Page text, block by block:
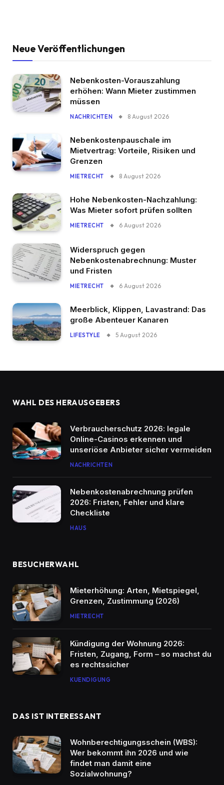
Neue Veröffentlichungen
Nebenkosten-Vorauszahlung
erhöhen: Wann Mieter zustimmen
müssen
NACHRICHTEN 8 August 2026
Nebenkostenpauschale im
Mietvertrag: Vorteile, Risiken und
Grenzen
MIETRECHT 8 August 2026
Hohe Nebenkosten-Nachzahlung:
Was Mieter sofort prüfen sollten
MIETRECHT 6 August 2026
Widerspruch gegen
Nebenkostenabrechnung: Muster
und Fristen
MIETRECHT 6 August 2026
Meerblick, Klippen, Lavastrand: Das
große Abenteuer Kanaren
LIFESTYLE 5 August 2026
WAHL DES HERAUSGEBERS
Verbraucherschutz 2026: legale
Online-Casinos erkennen und
unseriöse Anbieter sicher vermeiden
NACHRICHTEN
Nebenkostenabrechnung prüfen
2026: Fristen, Fehler und klare
Checkliste
HAUS
BESUCHERWAHL
Mieterhöhung: Arten, Mietspiegel,
Grenzen, Zustimmung (2026)
MIETRECHT
Kündigung der Wohnung 2026:
Fristen, Zugang, Form – so machst du
es rechtssicher
KUENDIGUNG
DAS IST INTERESSANT
Wohnberechtigungsschein (WBS):
Wer bekommt ihn 2026 und wie
findet man damit eine
Sozialwohnung?